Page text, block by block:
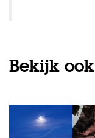
Bekijk ook